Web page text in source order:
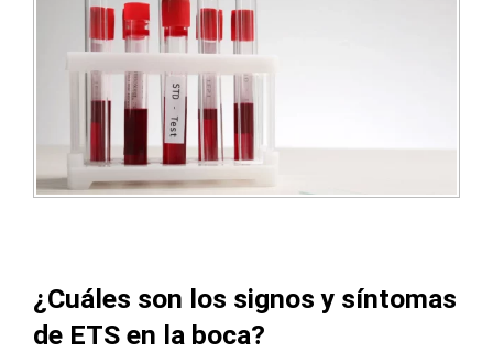
¿Cuáles son los signos y síntomas
de ETS en la boca?